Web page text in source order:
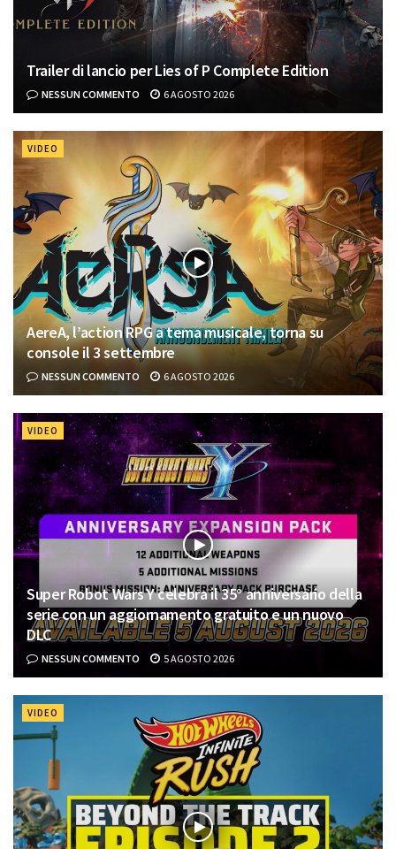
Trailer di lancio per Lies of P Complete Edition
NESSUN COMMENTO 6 AGOSTO 2026
VIDEO
AereA, l’action RPG a tema musicale, torna su
console il 3 settembre
NESSUN COMMENTO 6 AGOSTO 2026
VIDEO
Super Robot Wars Y celebra il 35° anniversario della
serie con un aggiornamento gratuito e un nuovo
DLC
NESSUN COMMENTO 5 AGOSTO 2026
VIDEO